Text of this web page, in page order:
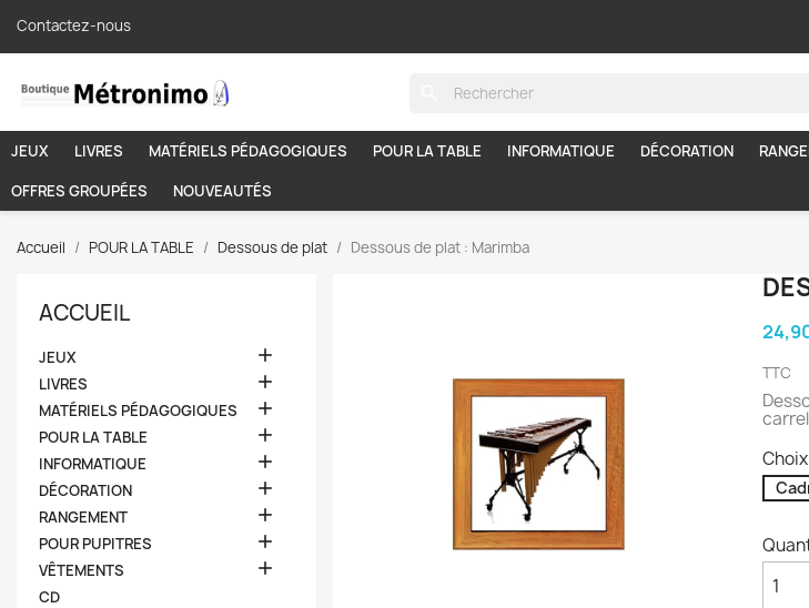
Contactez-nous
JEUX LIVRES MATÉRIELS PÉDAGOGIQUES POUR LA TABLE INFORMATIQUE DÉCORATION
OFFRES GROUPÉES
NOUVEAUTÉS
Accueil POUR LA TABLE Dessous de plat Dessous de plat : Marimba
ACCUEIL
JEUX 
LIVRES 
MATÉRIELS PÉDAGOGIQUES 
POUR LA TABLE 
INFORMATIQUE 
DÉCORATION 
RANGEMENT 
POUR PUPITRES 
VÊTEMENTS 
CD
TTC